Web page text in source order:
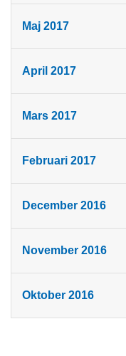
Maj 2017
April 2017
Mars 2017
Februari 2017
December 2016
November 2016
Oktober 2016